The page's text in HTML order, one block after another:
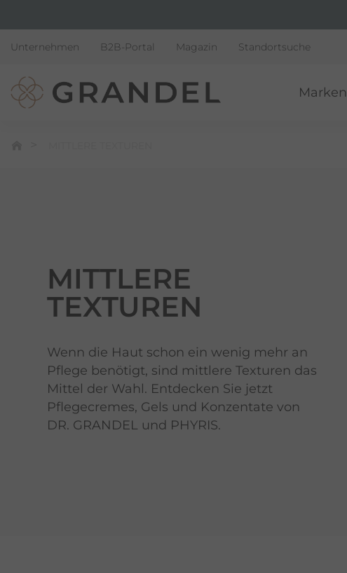
Unternehmen B2B-Portal Magazin Standortsuche
Marken
MITTLERE
TEXTUREN
Wenn die Haut schon ein wenig mehr an
Pflege benötigt, sind mittlere Texturen das
Mittel der Wahl. Entdecken Sie jetzt
Pflegecremes, Gels und Konzentate von
DR. GRANDEL und PHYRIS.